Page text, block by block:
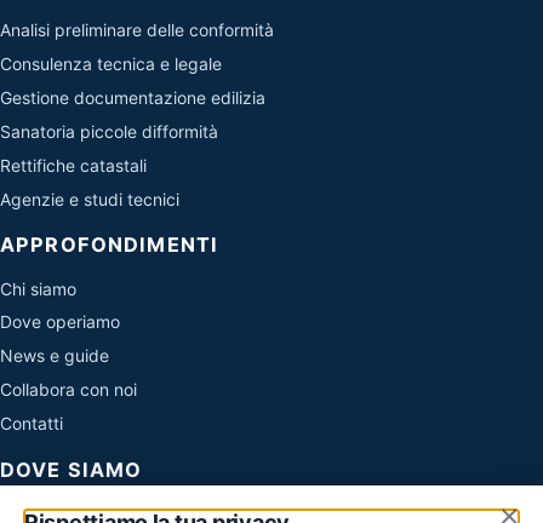
Analisi preliminare delle conformità
Consulenza tecnica e legale
Gestione documentazione edilizia
Sanatoria piccole difformità
Rettifiche catastali
Agenzie e studi tecnici
APPROFONDIMENTI
Chi siamo
Dove operiamo
News e guide
Collabora con noi
Contatti
DOVE SIAMO
Evo Sistemi di Cirone Simone